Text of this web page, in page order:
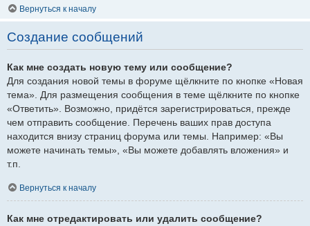
Вернуться к началу
Создание сообщений
Как мне создать новую тему или сообщение?
Для создания новой темы в форуме щёлкните по кнопке «Новая
тема». Для размещения сообщения в теме щёлкните по кнопке
«Ответить». Возможно, придётся зарегистрироваться, прежде
чем отправить сообщение. Перечень ваших прав доступа
находится внизу страниц форума или темы. Например: «Вы
можете начинать темы», «Вы можете добавлять вложения» и
т.п.
Вернуться к началу
Как мне отредактировать или удалить сообщение?